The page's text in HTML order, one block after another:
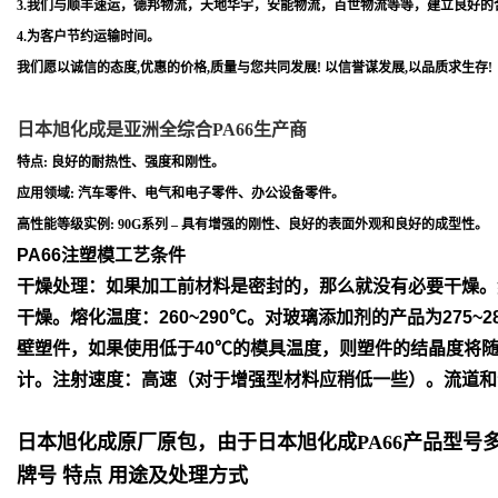
3.我们与顺丰速运，德邦物流，天地华宇，安能物流，百世物流等等，建立良好的
4.为客户节约运输时间。
我们愿以诚信的态度,优惠的价格,质量与您共同发展! 以信誉谋发展,以品质求生存!
日本旭化成是亚洲全综合PA66生产商
特点: 良好的耐热性、强度和刚性。
应用领域: 汽车零件、电气和电子零件、办公设备零件。
高性能等级实例: 90G系列 – 具有增强的刚性、良好的表面外观和良好的成型性。
PA66注塑模工艺条件
干燥处理：如果加工前材料是密封的，那么就没有必要干燥
干燥。 熔化温度：260~290℃。对玻璃添加剂的产品为
壁塑件，如果使用低于40℃的模具温度，则塑件的结晶度将
计。 注射速度：高速（对于增强型材料应稍低一些）。流道
日本旭化成原厂原包，由于日本旭化成PA66产品型
牌号 特点 用途及处理方式